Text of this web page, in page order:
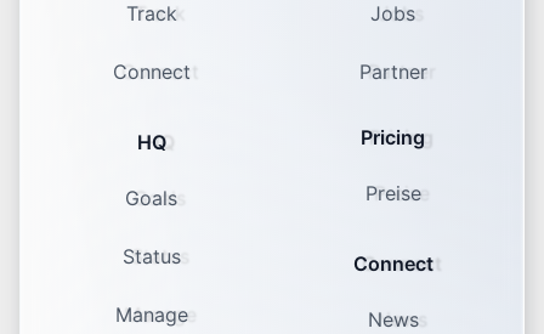
Track
Connect
HQ
Goals
Status
Manage
Jobs
Partner
Pricing
Preise
Connect
News